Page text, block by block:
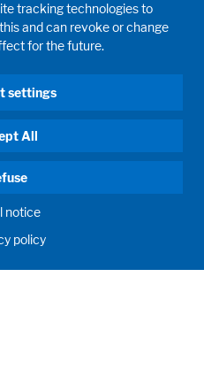
tracking technologies to
and can revoke or change
for the future.
settings
All
notice
policy